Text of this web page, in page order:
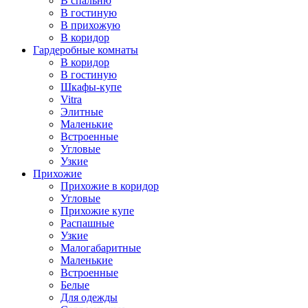
В гостиную
В прихожую
В коридор
Гардеробные комнаты
В коридор
В гостиную
Шкафы-купе
Vitra
Элитные
Маленькие
Встроенные
Угловые
Узкие
Прихожие
Прихожие в коридор
Угловые
Прихожие купе
Распашные
Узкие
Малогабаритные
Маленькие
Встроенные
Белые
Для одежды